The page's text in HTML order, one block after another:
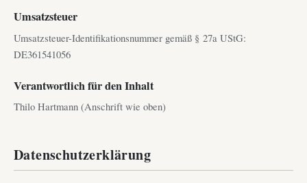
Umsatzsteuer
Umsatzsteuer-Identifikationsnummer gemäß § 27a UStG:
DE361541056
Verantwortlich für den Inhalt
Thilo Hartmann (Anschrift wie oben)
Datenschutzerklärung